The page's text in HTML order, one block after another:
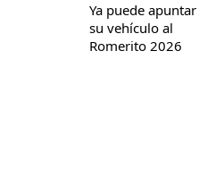
Ya puede apuntar
su vehículo al
Romerito 2026